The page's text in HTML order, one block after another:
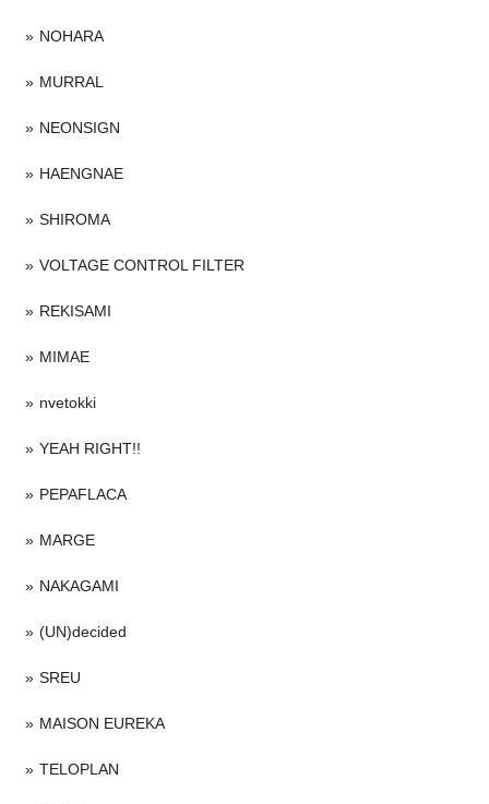
NOHARA
MURRAL
NEONSIGN
HAENGNAE
SHIROMA
VOLTAGE CONTROL FILTER
REKISAMI
MIMAE
nvetokki
YEAH RIGHT!!
PEPAFLACA
MARGE
NAKAGAMI
(UN)decided
SREU
MAISON EUREKA
TELOPLAN